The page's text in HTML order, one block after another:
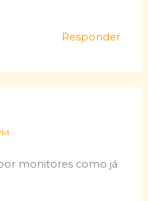
Responder
monitores como já